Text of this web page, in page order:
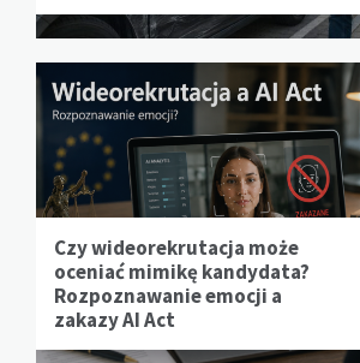
Czy wideorekrutacja może
oceniać mimikę kandydata?
Rozpoznawanie emocji a
zakazy AI Act